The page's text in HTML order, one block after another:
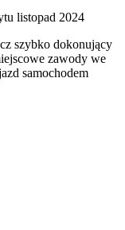
listopad 2024
szybko dokonujący
zawody we
samochodem